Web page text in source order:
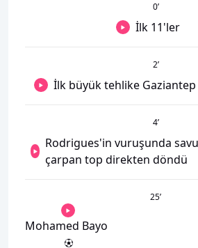
0’
İlk 11'ler
2’
İlk büyük tehlike Gaziantep
4’
Rodrigues'in vuruşunda
çarpan top direkten döndü
25’
Mohamed Bayo